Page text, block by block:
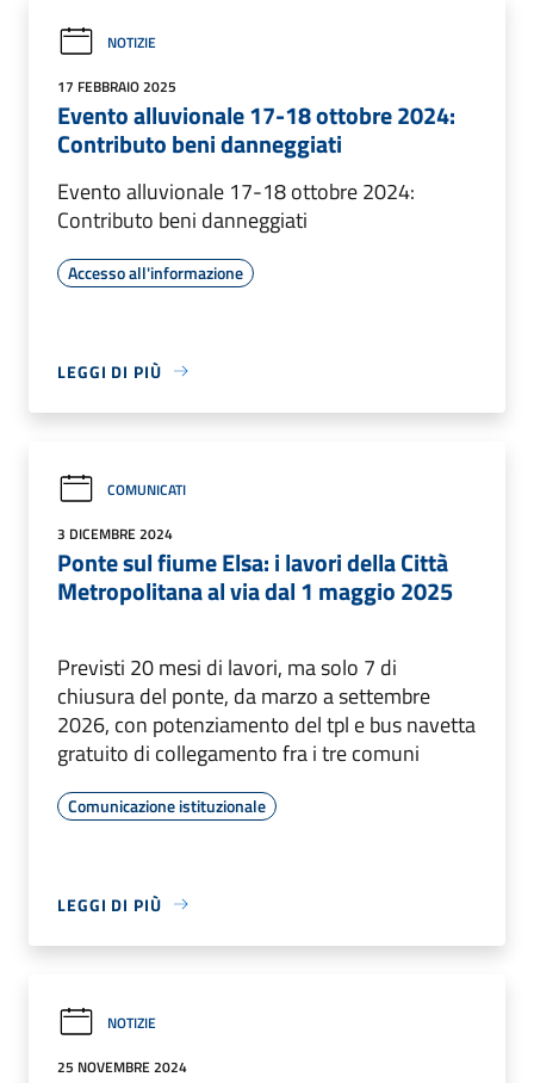
NOTIZIE
17 FEBBRAIO 2025
Evento alluvionale 17-18 ottobre 2024:
Contributo beni danneggiati
Evento alluvionale 17-18 ottobre 2024:
Contributo beni danneggiati
Accesso all'informazione
LEGGI DI PIÙ
COMUNICATI
3 DICEMBRE 2024
Ponte sul fiume Elsa: i lavori della Città
Metropolitana al via dal 1 maggio 2025
Previsti 20 mesi di lavori, ma solo 7 di
chiusura del ponte, da marzo a settembre
2026, con potenziamento del tpl e bus navetta
gratuito di collegamento fra i tre comuni
Comunicazione istituzionale
LEGGI DI PIÙ
NOTIZIE
25 NOVEMBRE 2024